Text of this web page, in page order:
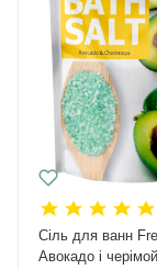
Сіль для ванн
Авокадо і